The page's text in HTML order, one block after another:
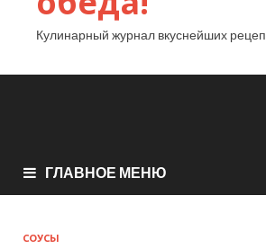
Кулинарный журнал вкуснейших
ГЛАВНОЕ МЕНЮ
СОУСЫ